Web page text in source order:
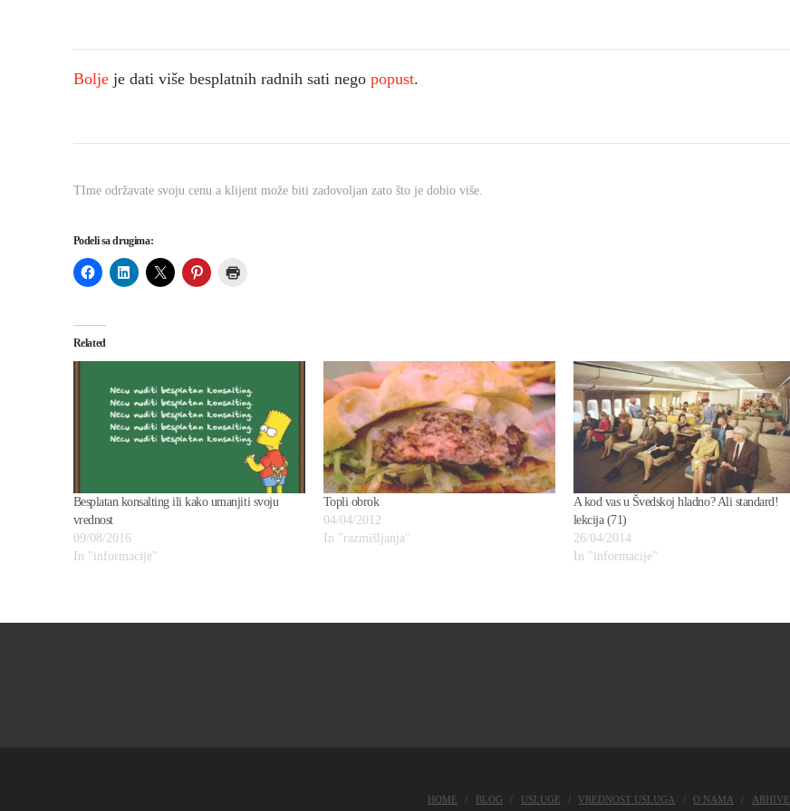
Boljeje dati više besplatnih radnih sati nego popust.
TIme održavate svoju cenu a klijent može biti zadovoljan zato što je dobio više.
Podeli sa drugima:
Related
Besplatan konsalting ili kako umanjiti svoju
vrednost
09/08/2016
In "informacije"
Topli obrok
04/04/2012
In "razmišljanja"
A kod vas u Švedskoj hladno? Ali standard!
lekcija (71)
26/04/2014
In "informacije"
HOME BLOG USLUGE VREDNOST USLUGA O NAMA ARHIVE